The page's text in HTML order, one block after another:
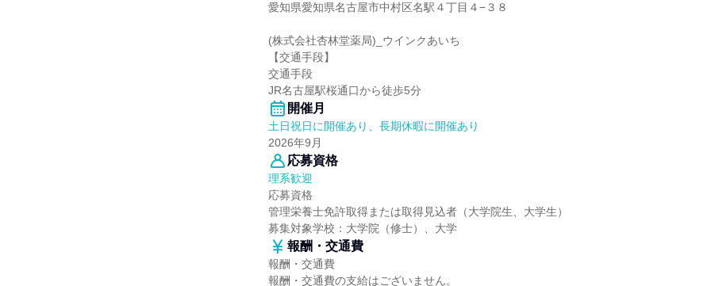
愛知県愛知県名古屋市中村区名駅４丁目４−３８
(株式会社杏林堂薬局)_ウインクあいち
【交通手段】
交通手段
JR名古屋駅桜通口から徒歩5分
開催月
土日祝日に開催あり、長期休暇に開催あり
2026年9月
応募資格
理系歓迎
応募資格
管理栄養士免許取得または取得見込者（大学院生、大学生）
募集対象学校：大学院（修士）、大学
報酬・交通費
報酬・交通費
報酬・交通費の支給はございません。